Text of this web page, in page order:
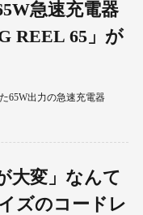
急速充電器
REEL 65」が
65W出力の急速充電器
大変」なんて
ズのコードレ